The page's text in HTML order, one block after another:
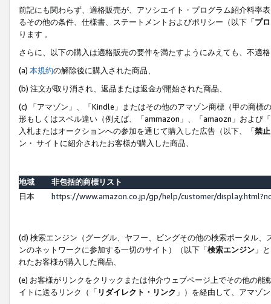
前記にも関わらず、適格販売が、アソシエイト・プログラム紹介料率
るその他の条件、仕様書、ステートメントおよびポリシー（以下「プ
ります 。
さらに、以下の購入は適格販売の要件を満たすようにみえても、不適
(a) 本規約の解除後に購入された商品、
(b) 注文が取り消され、返品または返金が開始された商品、
(c) 「アマゾン」、「Kindle」またはその他のアマゾン商標（甲の商
形もしくはスペル違い（例えば、「ammazon」、「amaozn」および
入札またはオークションへの参加を通じて購入した広告（以下、「禁
ン・ サイトに紹介されたお客様が購入した商品、
地域
非包括的商標リスト
日本
https://www.amazon.co.jp/gp/help/customer/
(d) 検索エンジン（グーグル、ヤフー、ビングその他の検索ポータル
ンのネットワークに参加する一切のサイト）（以下「検索エンジン 」
れたお客様が購入した商品、
(e) お客様がリンクをクリックまたは仲介ウェブページ上でその他の
イトに送るリンク（「 リダイレクト・リンク 」）を経由して、アマゾ